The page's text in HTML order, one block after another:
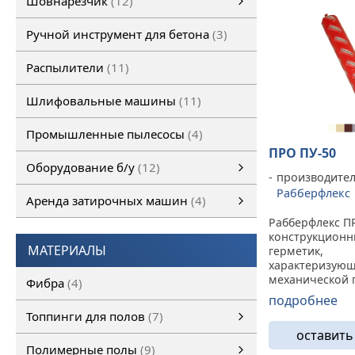
Ручной инструмент для бетона 3
Распылители 11
Шлифовальные машины 11
Промышленные пылесосы 4
Оборудование б/у 12
Аренда затирочных машин 4
МАТЕРИАЛЫ
Фибра 4
Топпинги для полов 7
Полимерные полы 9
ПРО ПУ-50
Рабберфлекс
Рабберфлекс
герметик,
механической
Применяется в
деталях,
высоким
нагрузкам
подробнее